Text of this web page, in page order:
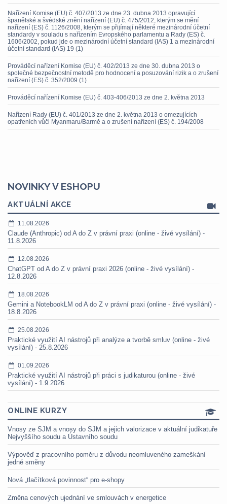
Nařízení Komise (EU) č. 407/2013 ze dne 23. dubna 2013 opravující
španělské a švédské znění nařízení (EU) č. 475/2012, kterým se mění
nařízení (ES) č. 1126/2008, kterým se přijímají některé mezinárodní účetní
standardy v souladu s nařízením Evropského parlamentu a Rady (ES) č.
1606/2002, pokud jde o mezinárodní účetní standard (IAS) 1 a mezinárodní
účetní standard (IAS) 19 (1)
Prováděcí nařízení Komise (EU) č. 402/2013 ze dne 30. dubna 2013 o
společné bezpečnostní metodě pro hodnocení a posuzování rizik a o zrušení
nařízení (ES) č. 352/2009 (1)
Prováděcí nařízení Komise (EU) č. 403-406/2013 ze dne 2. května 2013
Nařízení Rady (EU) č. 401/2013 ze dne 2. května 2013 o omezujících
opatřeních vůči Myanmaru/Barmě a o zrušení nařízení (ES) č. 194/2008
NOVINKY V ESHOPU
AKTUÁLNÍ AKCE
11.08.2026
Claude (Anthropic) od A do Z v právní praxi (online - živé vysílání) -
11.8.2026
12.08.2026
ChatGPT od A do Z v právní praxi 2026 (online - živé vysílání) -
12.8.2026
18.08.2026
Gemini a NotebookLM od A do Z v právní praxi (online - živé vysílání) -
18.8.2026
25.08.2026
Praktické využití AI nástrojů při analýze a tvorbě smluv (online - živé
vysílání) - 25.8.2026
01.09.2026
Praktické využití AI nástrojů při práci s judikaturou (online - živé
vysílání) - 1.9.2026
ONLINE KURZY
Vnosy ze SJM a vnosy do SJM a jejich valorizace v aktuální judikatuře
Nejvyššího soudu a Ústavního soudu
Výpověď z pracovního poměru z důvodu neomluveného zameškání
jedné směny
Nová „tlačítková povinnost“ pro e-shopy
Změna cenových ujednání ve smlouvách v energetice